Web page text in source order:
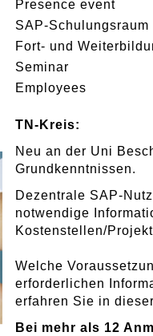
Presence event
SAP-Schulungsraum
Fort- und
Seminar
Employees
TN-Kreis:
Neu an der Uni
Grundkenntnissen.
Dezentrale SAP-
notwendige
Kostenstellen/
Welche
erforderlichen
erfahren Sie in
Bei mehr als 12